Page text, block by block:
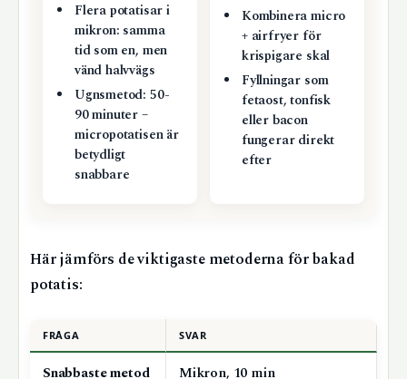
Flera potatisar i
mikron: samma
tid som en, men
vänd halvvägs
Ugnsmetod: 50-
90 minuter –
micropotatisen är
betydligt
snabbare
Kombinera micro
+ airfryer för
krispigare skal
Fyllningar som
fetaost, tonfisk
eller bacon
fungerar direkt
efter
Här jämförs de viktigaste metoderna för bakad
potatis:
FRÅGA SVAR
Snabbaste metod
Mikron, 10 min